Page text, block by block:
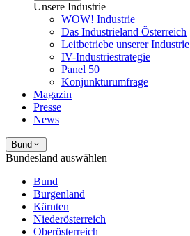
Unsere Industrie
WOW! Industrie
Das Industrieland Österreich
Leitbetriebe unserer Industrie
IV-Industriestrategie
Panel 50
Konjunkturumfrage
Magazin
Presse
News
Bund
Bundesland auswählen
Bund
Burgenland
Kärnten
Niederösterreich
Oberösterreich